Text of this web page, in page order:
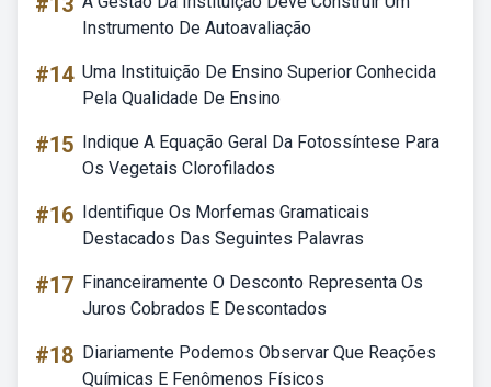
Instrumento De Autoavaliação
#14 Uma Instituição De Ensino Superior Conhecida
Pela Qualidade De Ensino
#15 Indique A Equação Geral Da Fotossíntese Para
Os Vegetais Clorofilados
#16 Identifique Os Morfemas Gramaticais
Destacados Das Seguintes Palavras
#17 Financeiramente O Desconto Representa Os
Juros Cobrados E Descontados
#18 Diariamente Podemos Observar Que Reações
Químicas E Fenômenos Físicos